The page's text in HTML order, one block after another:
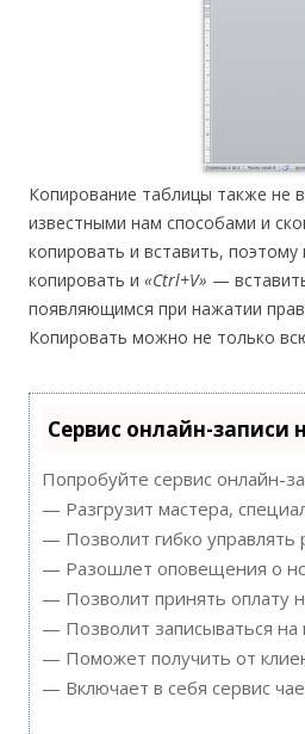
Копирование таблицы также не
известными нам способами и
копировать и вставить,
копировать и «Ctrl+V» —
появляющимся при нажатии
Копировать можно не только
Сервис онлайн-записи
Попробуйте сервис онлайн-
— Разгрузит мастера,
— Позволит гибко управлять
— Разошлет оповещения о
— Позволит принять оплату
— Позволит записываться
— Поможет получить от
— Включает в себя сервис